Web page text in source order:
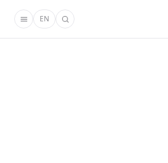
EN